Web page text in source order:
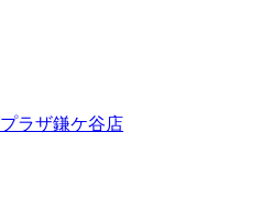
ラザ鎌ケ谷店